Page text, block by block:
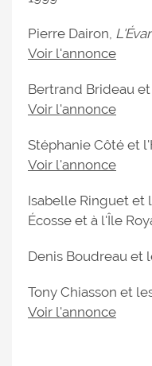
Pierre Dairon,
Voir l'annonce
Bertrand Brideau
Voir l'annonce
Stéphanie Côté et
Voir l'annonce
Isabelle Ringuet et
Écosse et à l'Île
Denis Boudreau et
Tony Chiasson et
Voir l'annonce